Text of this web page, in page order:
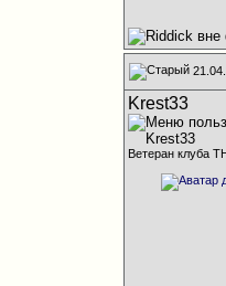
Krest33
Ветеран клуба